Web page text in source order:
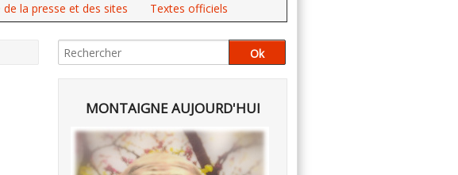
de la presse et des sites Textes officiels
MONTAIGNE AUJOURD'HUI